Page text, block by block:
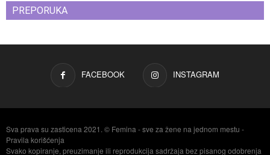
PREPORUKA
FACEBOOK INSTAGRAM
Sva prava su zasticena 2021. © Femina - sve za žene na jednom mestu -
Pravila korišćenja
Svako kopiranje, preuzimanje ili reprodukcija sadržaja bez pisanog odobrenja